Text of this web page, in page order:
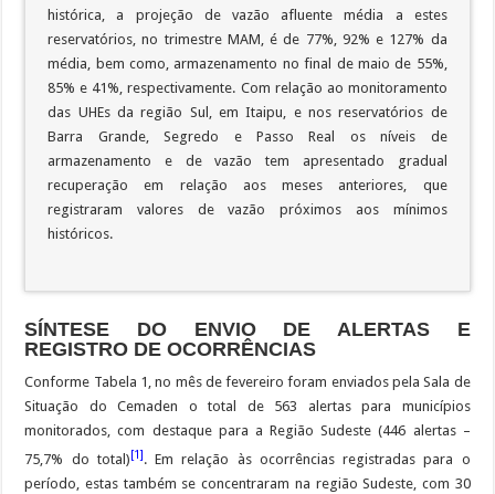
histórica, a projeção de vazão afluente média a estes
reservatórios, no trimestre MAM, é de 77%, 92% e 127% da
média, bem como, armazenamento no final de maio de 55%,
85% e 41%, respectivamente. Com relação ao monitoramento
das UHEs da região Sul, em Itaipu, e nos reservatórios de
Barra Grande, Segredo e Passo Real os níveis de
armazenamento e de vazão tem apresentado gradual
recuperação em relação aos meses anteriores, que
registraram valores de vazão próximos aos mínimos
históricos.
SÍNTESE DO ENVIO DE ALERTAS E
REGISTRO DE OCORRÊNCIAS
Conforme Tabela 1, no mês de fevereiro foram enviados pela Sala de
Situação do Cemaden o total de 563 alertas para municípios
monitorados, com destaque para a Região Sudeste (446 alertas –
75,7% do total)[1]. Em relação às ocorrências registradas para o
período, estas também se concentraram na região Sudeste, com 30